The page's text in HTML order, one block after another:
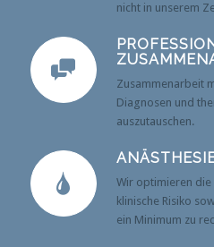
nicht in unserem
Zusammenarbeit
Diagnosen und
auszutauschen.
Wir optimieren die
klinische Risiko
ein Minimum zu